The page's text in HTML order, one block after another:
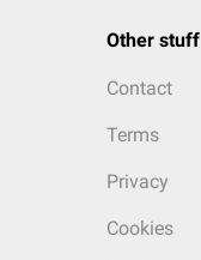
Other stuff
Contact
Terms
Privacy
Cookies